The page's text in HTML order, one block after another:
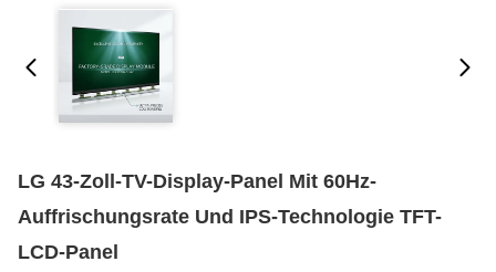
LG 43-Zoll-TV-Display-Panel Mit 60Hz-
Auffrischungsrate Und IPS-Technologie TFT-
LCD-Panel